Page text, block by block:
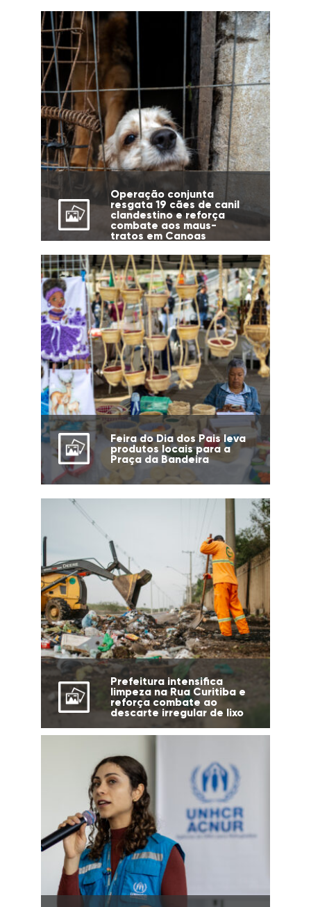
Operação conjunta
resgata 19 cães de canil
clandestino e reforça
combate aos maus-
tratos em Canoas
Feira do Dia dos Pais leva
produtos locais para a
Praça da Bandeira
Prefeitura intensifica
limpeza na Rua Curitiba e
reforça combate ao
descarte irregular de lixo